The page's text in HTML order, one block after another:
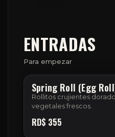
ENTRADAS
Para empezar
Spring Roll (Egg
Rollitos crujientes
vegetales frescos.
RD$ 355